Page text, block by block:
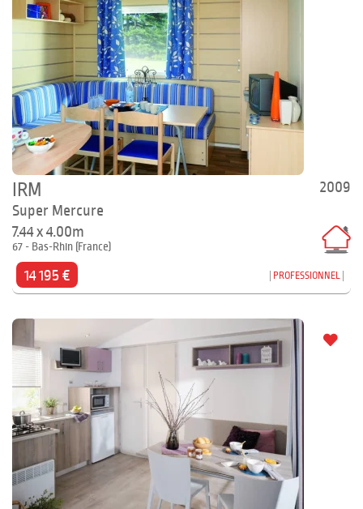
2009
IRM
Super Mercure
7.44 x 4.00m
67 - Bas-Rhin (France)
14 195 € PROFESSIONNEL